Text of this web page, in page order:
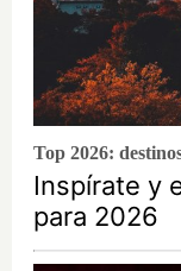
Top 2026:
Inspírate y
para 2026